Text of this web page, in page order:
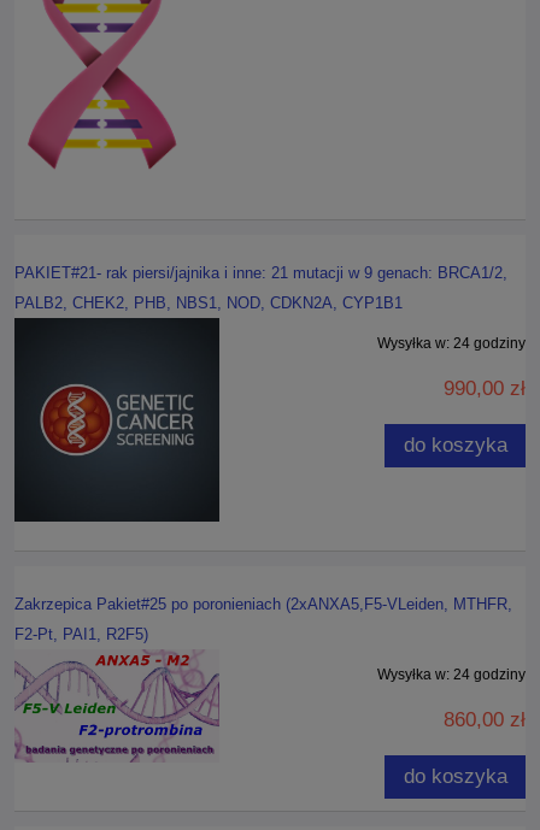
PAKIET#21- rak piersi/jajnika i inne: 21 mutacji w 9 genach: BRCA1/2,
PALB2, CHEK2, PHB, NBS1, NOD, CDKN2A, CYP1B1
Wysyłka w: 24 godziny
990,00 zł
do koszyka
Zakrzepica Pakiet#25 po poronieniach (2xANXA5,F5-VLeiden, MTHFR,
F2-Pt, PAI1, R2F5)
Wysyłka w: 24 godziny
860,00 zł
do koszyka